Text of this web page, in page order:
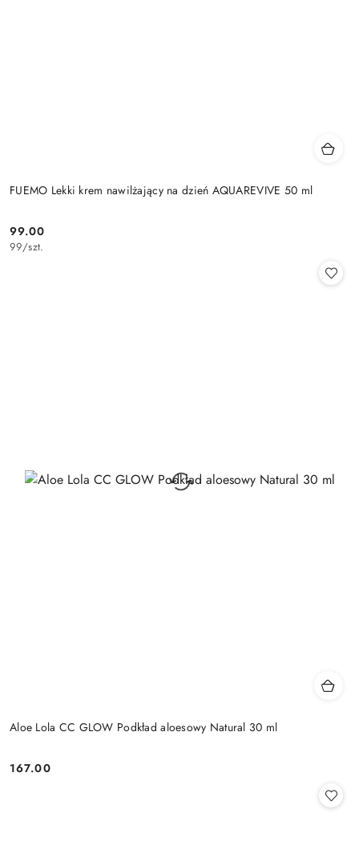
FUEMO Lekki krem nawilżający na dzień AQUAREVIVE 50 ml
Cena:
99.00
99/szt.
Aloe Lola CC GLOW Podkład aloesowy Natural 30 ml
Cena:
167.00